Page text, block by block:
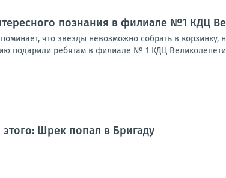
познания в филиале №1 КДЦ
что звёзды невозможно собрать в корзинку,
подарили ребятам в филиале № 1 КДЦ
Шрек попал в Бригаду